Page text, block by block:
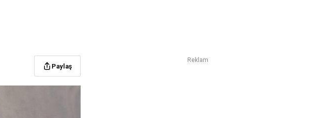
Paylaş
Reklam